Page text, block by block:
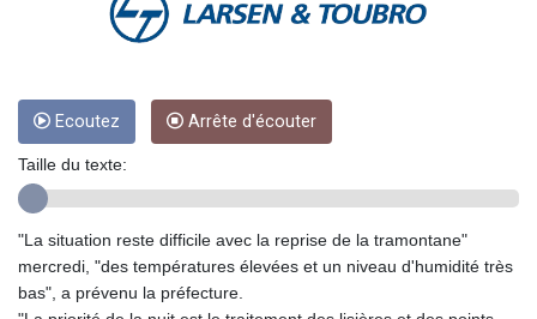
FJD 2.552644
GGP 0.857003
GHS 13.522912
GMD 84.945873
GTQ 8.792342
GYD 241.087126
Ecoutez Arrête d'écouter
Taille du texte:
"La situation reste difficile avec la reprise de la tramontane"
mercredi, "des températures élevées et un niveau d'humidité très
bas", a prévenu la préfecture.